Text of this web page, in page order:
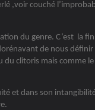
,voir couché
du genre. C’est la
de nous
du clitoris mais comme
et dans son